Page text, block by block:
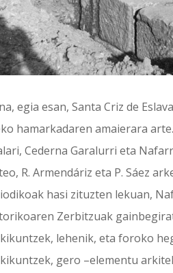
egia esan, Santa Criz de
hamarkadaren amaierara
Cederna Garalurri eta
R. Armendáriz eta P. Sáez
hasi zituzten lekuan,
Zerbitzuak
lehenik, eta foroko
gero –elementu